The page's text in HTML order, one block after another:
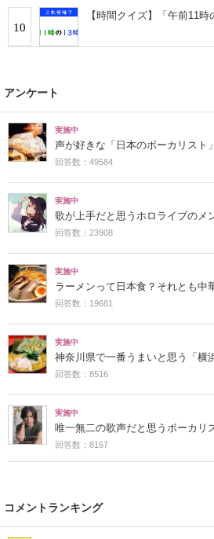
10
【時間クイズ】「午前11
アンケート
実施中
声が好きな「日本のボーカリスト
回答数：49584
実施中
歌が上手だと思うホロライブのメ
回答数：23908
実施中
ラーメンって日本食？それとも中
回答数：19681
実施中
神奈川県で一番うまいと思う「横
回答数：8516
実施中
唯一無二の歌声だと思うボーカリ
回答数：8167
コメントランキング